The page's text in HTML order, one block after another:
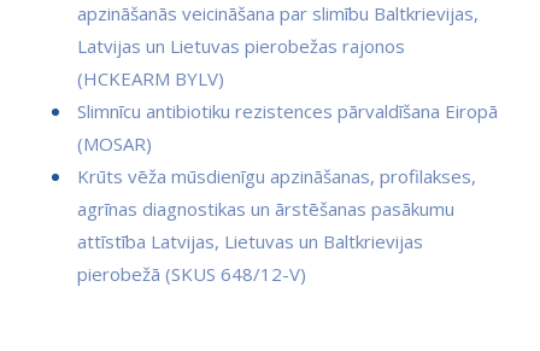
apzināšanās veicināšana par slimību Baltkrievijas,
Latvijas un Lietuvas pierobežas rajonos
(HCKEARM BYLV)
Slimnīcu antibiotiku rezistences pārvaldīšana Eiropā
(MOSAR)
Krūts vēža mūsdienīgu apzināšanas, profilakses,
agrīnas diagnostikas un ārstēšanas pasākumu
attīstība Latvijas, Lietuvas un Baltkrievijas
pierobežā (SKUS 648/12-V)